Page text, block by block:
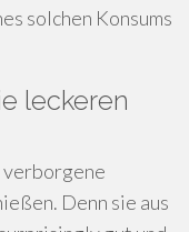
solchen Konsums
leckeren
verborgene
Denn sie aus